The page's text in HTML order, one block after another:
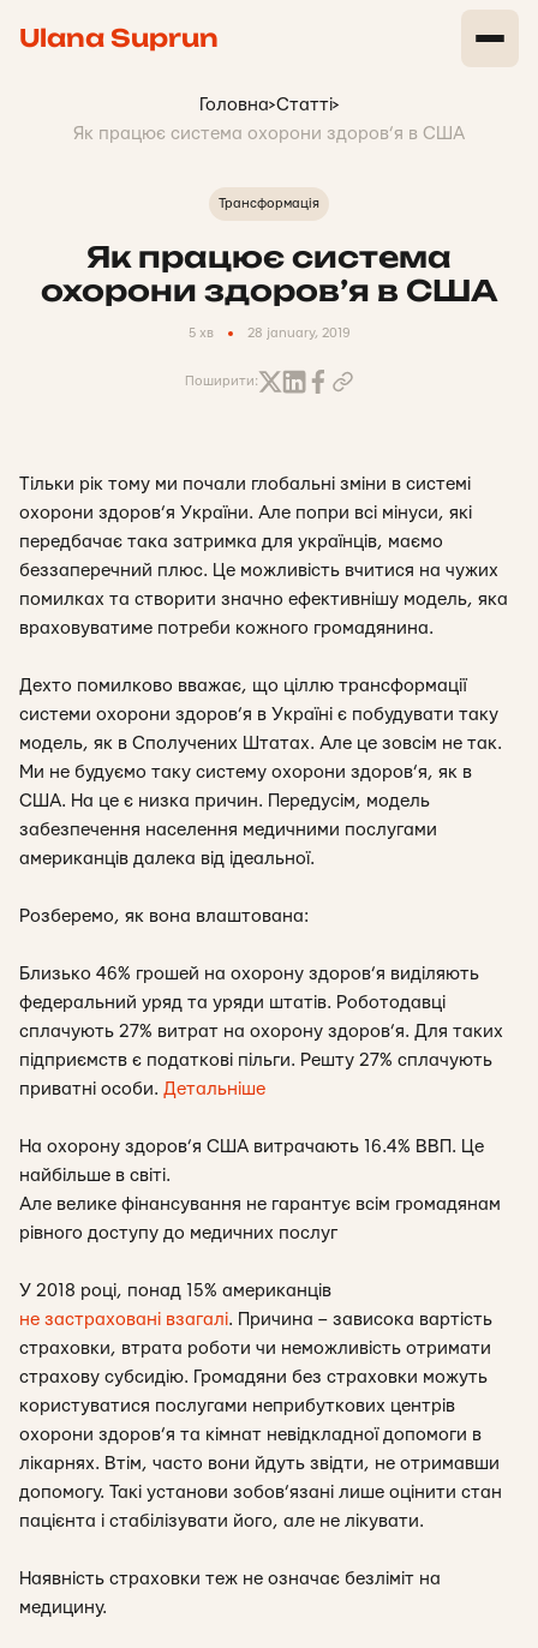
Ulana Suprun
Головна>Статті>
Як працює система охорони здоров’я в США
Трансформація
Як працює система
охорони здоров’я в США
5 хв 28 january, 2019
Поширити:
Тільки рік тому ми почали глобальні зміни в системі
охорони здоров’я України. Але попри всі мінуси, які
передбачає така затримка для українців, маємо
беззаперечний плюс. Це можливість вчитися на чужих
помилках та створити значно ефективнішу модель, яка
враховуватиме потреби кожного громадянина.
Дехто помилково вважає, що ціллю трансформації
системи охорони здоров’я в Україні є побудувати таку
модель, як в Сполучених Штатах. Але це зовсім не так.
Ми не будуємо таку систему охорони здоров’я, як в
США. На це є низка причин. Передусім, модель
забезпечення населення медичними послугами
американців далека від ідеальної.
Розберемо, як вона влаштована:
Близько 46% грошей на охорону здоров’я виділяють
федеральний уряд та уряди штатів. Роботодавці
сплачують 27% витрат на охорону здоров’я. Для таких
підприємств є податкові пільги. Решту 27% сплачують
приватні особи. Детальніше
На охорону здоров’я США витрачають 16.4% ВВП. Це
найбільше в світі.
Але велике фінансування не гарантує всім громадянам
рівного доступу до медичних послуг
У 2018 році, понад 15% американців
не застраховані взагалі. Причина – зависока вартість
страховки, втрата роботи чи неможливість отримати
страхову субсидію. Громадяни без страховки можуть
користуватися послугами неприбуткових центрів
охорони здоров’я та кімнат невідкладної допомоги в
лікарнях. Втім, часто вони йдуть звідти, не отримавши
допомогу. Такі установи зобов’язані лише оцінити стан
пацієнта і стабілізувати його, але не лікувати.
Наявність страховки теж не означає безліміт на
медицину.